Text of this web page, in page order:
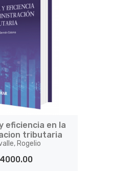
eficiencia en la
tributaria
Rogelio